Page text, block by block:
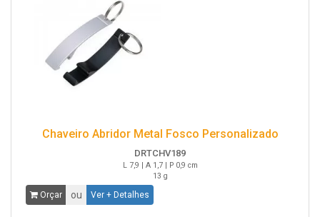
Chaveiro Abridor Metal Fosco Personalizado
DRTCHV189
L 7,9 | A 1,7 | P 0,9 cm
13 g
Orçar ou Ver + Detalhes